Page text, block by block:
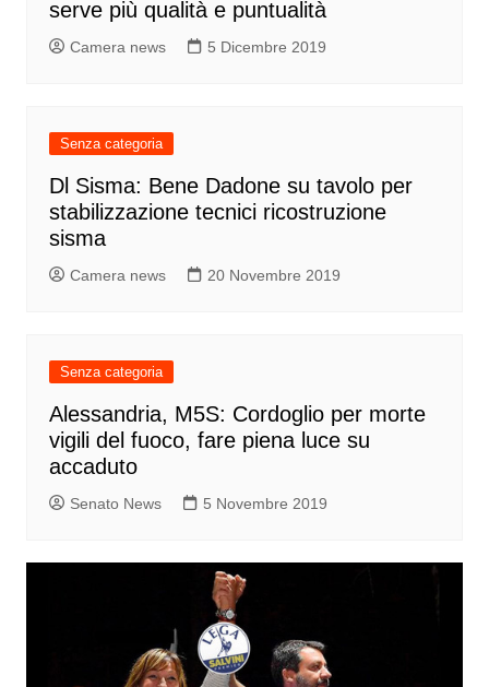
serve più qualità e puntualità
Camera news 5 Dicembre 2019
Senza categoria
Dl Sisma: Bene Dadone su tavolo per
stabilizzazione tecnici ricostruzione
sisma
Camera news 20 Novembre 2019
Senza categoria
Alessandria, M5S: Cordoglio per morte
vigili del fuoco, fare piena luce su
accaduto
Senato News 5 Novembre 2019